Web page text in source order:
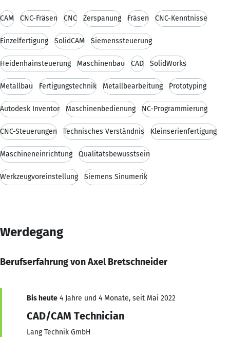
CAM CNC-Fräsen CNC Zerspanung Fräsen CNC-Kenntnisse
Einzelfertigung SolidCAM Siemenssteuerung
Heidenhainsteuerung Maschinenbau CAD SolidWorks
Metallbau Fertigungstechnik Metallbearbeitung Prototyping
Autodesk Inventor Maschinenbedienung NC-Programmierung
CNC-Steuerungen Technisches Verständnis Kleinserienfertigung
Maschineneinrichtung Qualitätsbewusstsein
Werkzeugvoreinstellung Siemens Sinumerik
Werdegang
Berufserfahrung von Axel Bretschneider
Bis heute 4 Jahre und 4 Monate, seit Mai 2022
CAD/CAM Technician
Lang Technik GmbH